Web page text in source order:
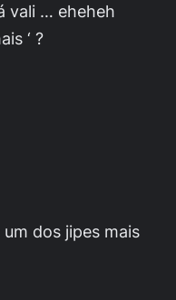
vali … eheheh
‘ ?
dos jipes mais